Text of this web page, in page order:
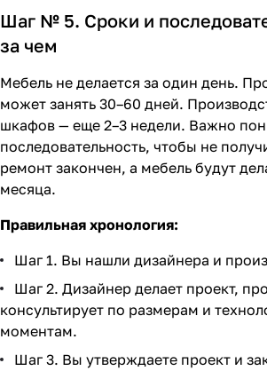
Шаг № 5. Сроки и
за чем
Мебель не делается за один день.
может занять 30–60 дней.
шкафов — еще 2–3 недели. Важно
последовательность, чтобы не
ремонт закончен, а мебель будут
месяца.
Правильная хронология:
Шаг 1. Вы нашли дизайнера и
Шаг 2. Дизайнер делает проект,
консультирует по размерам и
моментам.
Шаг 3. Вы утверждаете проект и